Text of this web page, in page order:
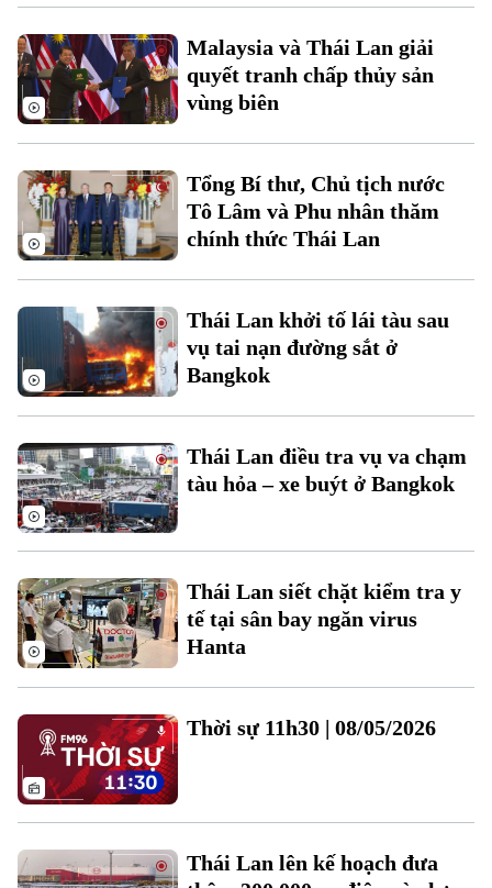
Theo dõi Hà Nội On
Di tích
Y tế
Dinh dưỡng
Tư vấn sức khỏe
Bóng đá
Quần vợt
Golf
Giải trí
Sao
Điện ảnh
Âm nhạc
Đã phát sóng
Malaysia và Thái Lan giải
quyết tranh chấp thủy sản
vùng biên
Tổng Bí thư, Chủ tịch nước
Tô Lâm và Phu nhân thăm
chính thức Thái Lan
Thái Lan khởi tố lái tàu sau
vụ tai nạn đường sắt ở
Bangkok
Thái Lan điều tra vụ va chạm
tàu hỏa – xe buýt ở Bangkok
Thái Lan siết chặt kiểm tra y
tế tại sân bay ngăn virus
Hanta
Thời sự 11h30 | 08/05/2026
Thái Lan lên kế hoạch đưa